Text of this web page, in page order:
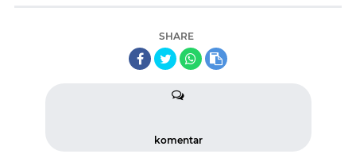
SHARE
komentar